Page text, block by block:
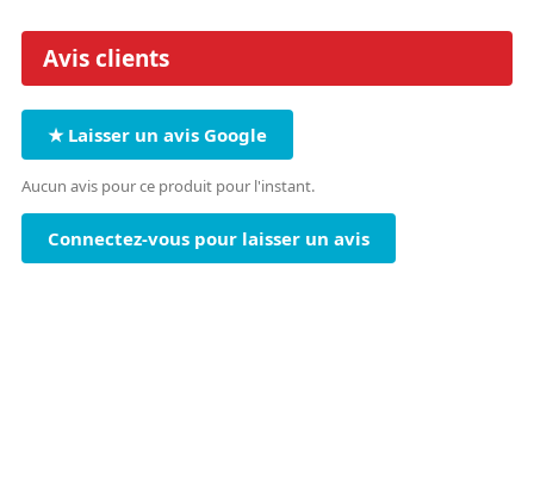
Avis clients
★ Laisser un avis Google
Aucun avis pour ce produit pour l'instant.
Connectez-vous pour laisser un avis